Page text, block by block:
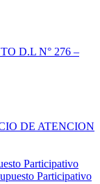
D.L N° 276 –
DE ATENCION
Participativo
Participativo